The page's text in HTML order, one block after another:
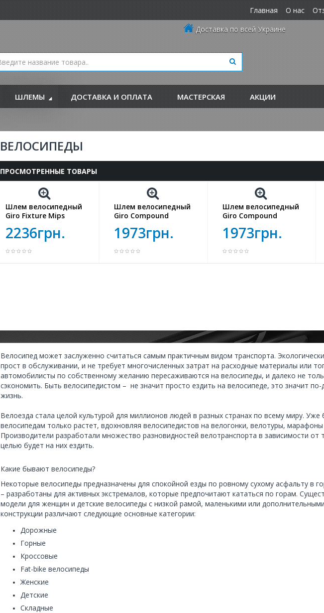
Главная О нас
Доставка по всей Украине
ШЛЕМЫ ДОСТАВКА И ОПЛАТА МАСТЕРСКАЯ АКЦИИ
ВЕЛОСИПЕДЫ
ПРОСМОТРЕННЫЕ ТОВАРЫ
Шлем велосипедный
Giro Fixture Mips
2236грн.
Шлем велосипедный
Giro Compound
1973грн.
Шлем велосипедный
Giro Compound
1973грн.
Велосипед может заслуженно считаться самым практичным видом транспорта.
прост в обслуживании, и не требует многочисленных затрат на расходные материалы или
автомобилисты по собственному желанию пересаживаются на велосипеды, и далеко не
сэкономить. Быть велосипедистом – не значит просто ездить на велосипеде, это значит по-
жизнь.
Велоезда стала целой культурой для миллионов людей в разных странах по всему миру. Уже
велосипедам только растет, вдохновляя велосипедистов на велогонки, велотуры,
Производители разработали множество разновидностей велотранспорта в зависимости от
целью будет на них ездить.
Какие бывают велосипеды?
Некоторые велосипеды предназначены для спокойной езды по ровному сухому асфальту в
– разработаны для активных экстремалов, которые предпочитают кататься по горам.
модели для женщин и детские велосипеды с низкой рамой, маленькими или
конструкции различают следующие основные категории:
Дорожные
Горные
Кроссовые
Fat-bike велосипеды
Женские
Детские
Складные